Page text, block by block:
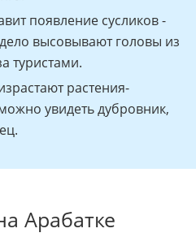
появление сусликов -
высовывают головы из
туристами.
растения-
увидеть дубровник,
Арабатке